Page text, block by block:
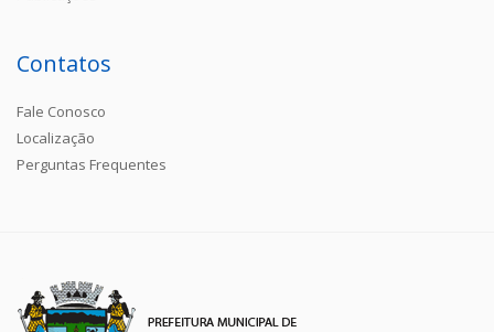
Contatos
Fale Conosco
Localização
Perguntas Frequentes